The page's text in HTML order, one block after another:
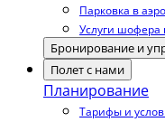
Парковка в
Услуги шофера
Бронирование и
Полет с нами
Планирование
Тарифы и